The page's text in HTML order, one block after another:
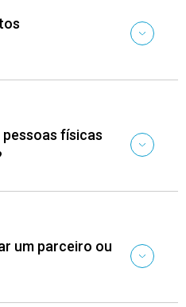
físicas
um parceiro ou